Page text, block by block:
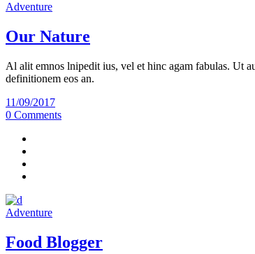
Adventure
Our Nature
Al alit emnos lnipedit ius, vel et hinc agam fabulas. Ut
definitionem eos an.
11/09/2017
0 Comments
Adventure
Food Blogger